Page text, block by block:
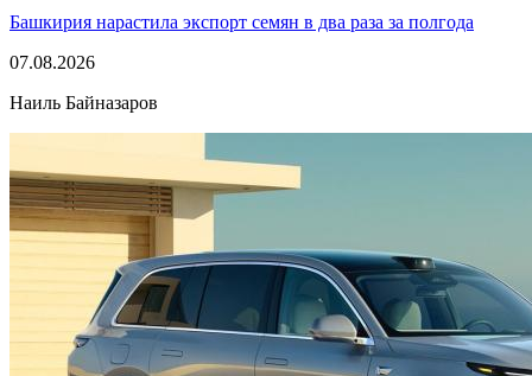
Башкирия нарастила экспорт семян в два раза за полгода
07.08.2026
Наиль Байназаров